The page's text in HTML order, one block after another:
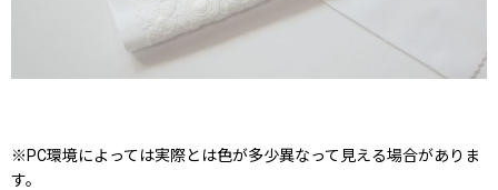
※PC環境によっては実際とは色が多少異なって見える場合がありま
す。